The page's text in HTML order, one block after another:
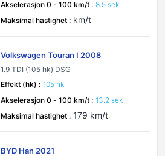
Akselerasjon 0 - 100 km/t : 8.5 sek
Maksimal hastighet : km/t
Volkswagen Touran I 2008
1.9 TDI (105 hk) DSG
Effekt (hk) : 105 hk
Akselerasjon 0 - 100 km/t : 13.2 sek
Maksimal hastighet : 179 km/t
BYD Han 2021